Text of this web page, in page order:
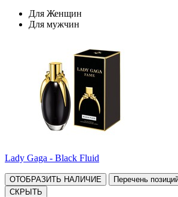
Для Женщин
Для мужчин
Lady Gaga - Black Fluid
ОТОБРАЗИТЬ НАЛИЧИЕ
Перечень
СКРЫТЬ